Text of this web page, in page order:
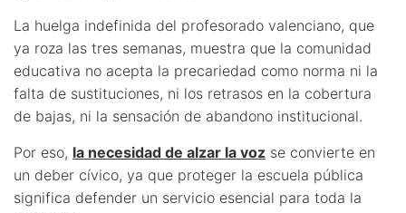
La huelga indefinida del profesorado valenciano, que
ya roza las tres semanas, muestra que la comunidad
educativa no acepta la precariedad como norma ni la
falta de sustituciones, ni los retrasos en la cobertura
de bajas, ni la sensación de abandono institucional.
Por eso, la necesidad de alzar la voz se convierte en
un deber cívico, ya que proteger la escuela pública
significa defender un servicio esencial para toda la